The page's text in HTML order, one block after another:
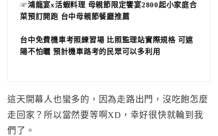
☞鴻龍宴x活蝦料理 母親節限定饗宴2800起小家庭合
菜預訂開跑 台中母親節餐廳推薦
台中免費機車考照練習場 比照監理站實際規格 可遮
陽不怕曬 預計機車路考的民眾可以多利用
這天開幕人也蠻多的，因為走路出門，沒吃飽怎麼
走回家？所以當然要等啊XD，幸好很快就輪到我
們了。